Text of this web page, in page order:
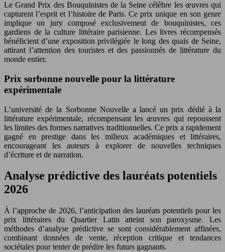
Le Grand Prix des Bouquinistes de la Seine célèbre les œuvres qui
capturent l’esprit et l’histoire de Paris. Ce prix unique en son genre
implique un jury composé exclusivement de bouquinistes, ces
gardiens de la culture littéraire parisienne. Les livres récompensés
bénéficient d’une exposition privilégiée le long des quais de Seine,
attirant l’attention des touristes et des passionnés de littérature du
monde entier.
Prix sorbonne nouvelle pour la littérature
expérimentale
L’université de la Sorbonne Nouvelle a lancé un prix dédié à la
littérature expérimentale, récompensant les œuvres qui repoussent
les limites des formes narratives traditionnelles. Ce prix a rapidement
gagné en prestige dans les milieux académiques et littéraires,
encourageant les auteurs à explorer de nouvelles techniques
d’écriture et de narration.
Analyse prédictive des lauréats potentiels
2026
À l’approche de 2026, l’anticipation des lauréats potentiels pour les
prix littéraires du Quartier Latin atteint son paroxysme. Les
méthodes d’analyse prédictive se sont considérablement affinées,
combinant données de vente, réception critique et tendances
sociétales pour tenter de prédire les futurs gagnants.